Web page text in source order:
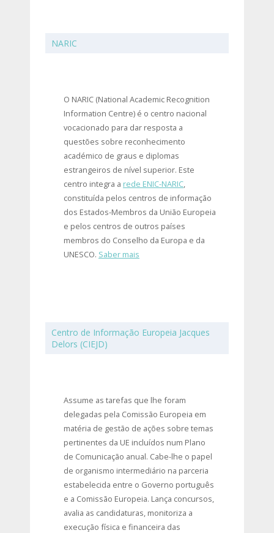
NARIC
O NARIC (National Academic Recognition
Information Centre) é o centro nacional
vocacionado para dar resposta a
questões sobre reconhecimento
académico de graus e diplomas
estrangeiros de nível superior. Este
centro integra a rede ENIC-NARIC,
constituída pelos centros de informação
dos Estados-Membros da União Europeia
e pelos centros de outros países
membros do Conselho da Europa e da
UNESCO. Saber mais
Centro de Informação Europeia Jacques
Delors (CIEJD)
Assume as tarefas que lhe foram
delegadas pela Comissão Europeia em
matéria de gestão de ações sobre temas
pertinentes da UE incluídos num Plano
de Comunicação anual. Cabe-lhe o papel
de organismo intermediário na parceria
estabelecida entre o Governo português
e a Comissão Europeia. Lança concursos,
avalia as candidaturas, monitoriza a
execução física e financeira das